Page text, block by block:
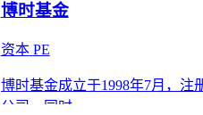
博时基金
资本 PE
博时基金成立于1998年7月，
公司。同时，